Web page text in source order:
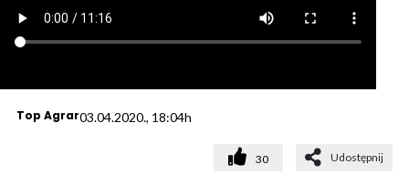
Top Agrar03.04.2020., 18:04h
30 Udostępnij